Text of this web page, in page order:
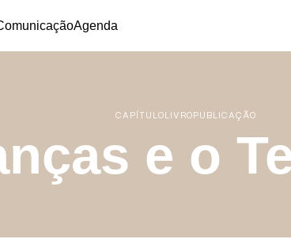
Agenda
CAPÍTULOLIVROPUBLICAÇÃO
e o